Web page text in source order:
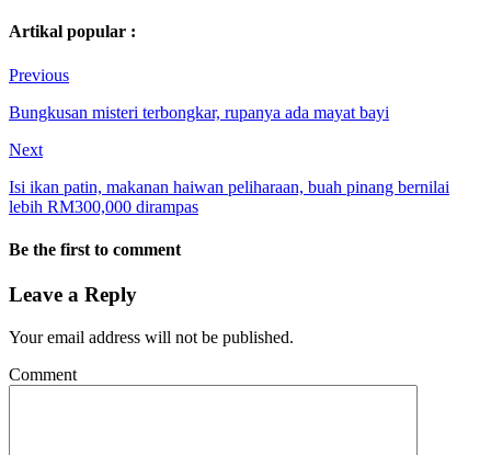
Artikal popular :
Previous
Bungkusan misteri terbongkar, rupanya ada mayat bayi
Next
Isi ikan patin, makanan haiwan peliharaan, buah pinang bernilai
lebih RM300,000 dirampas
Be the first to comment
Leave a Reply
Your email address will not be published.
Comment